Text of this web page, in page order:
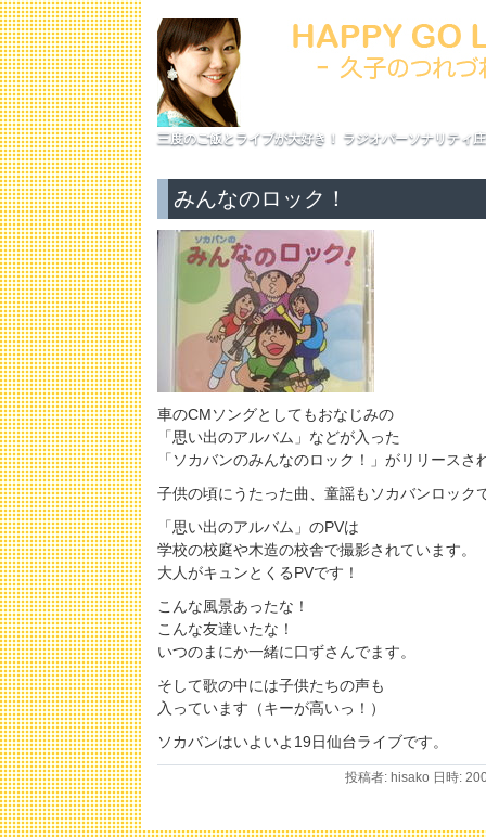
三度のご飯とライブが大好き！ ラジオパーソナリティ
みんなのロック！
車のCMソングとしてもおなじみの
「思い出のアルバム」などが入った
「ソカバンのみんなのロック！」がリリースさ
子供の頃にうたった曲、童謡もソカバンロック
「思い出のアルバム」のPVは
学校の校庭や木造の校舎で撮影されています。
大人がキュンとくるPVです！
こんな風景あったな！
こんな友達いたな！
いつのまにか一緒に口ずさんでます。
そして歌の中には子供たちの声も
入っています（キーが高いっ！）
ソカバンはいよいよ19日仙台ライブです。
投稿者: hisako 日時: